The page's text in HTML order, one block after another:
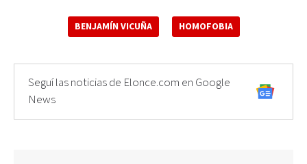
BENJAMÍN VICUÑA HOMOFOBIA
Seguí las noticias de Elonce.com en Google
News